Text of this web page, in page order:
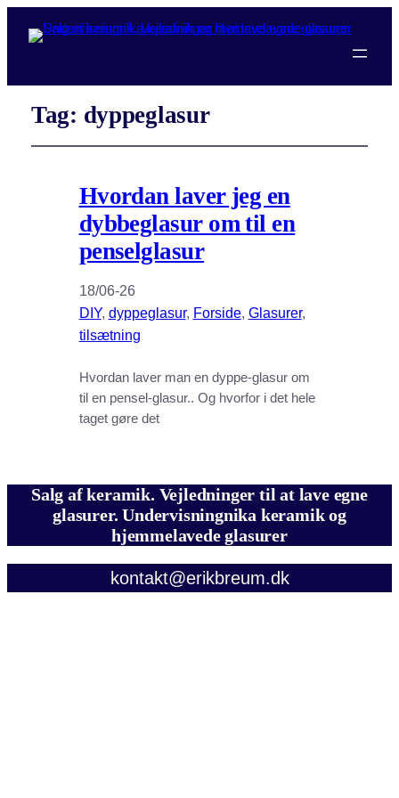
Tag: dyppeglasur
Hvordan laver jeg en
dybbeglasur om til en
penselglasur
18/06-26
DIY, dyppeglasur, Forside, Glasurer
tilsætning
Hvordan laver man en dyppe-glasur om
til en pensel-glasur.. Og hvorfor i det hele
taget gøre det
Salg af keramik. Vejledninger til at lave egne
glasurer. Undervisningnika keramik og
hjemmelavede glasurer
kontakt@erikbreum.dk